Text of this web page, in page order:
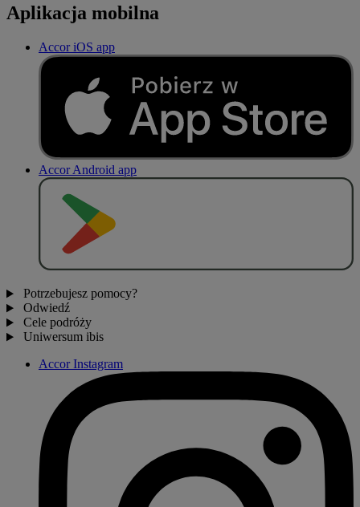
Aplikacja mobilna
Accor iOS app
Accor Android app
Potrzebujesz pomocy?
Odwiedź
Cele podróży
Uniwersum ibis
Accor Instagram